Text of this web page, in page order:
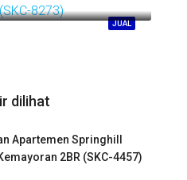
JUAL
dilihat
Apartemen Springhill
2BR (SKC-4457)